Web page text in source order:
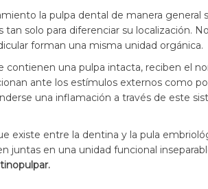
la pulpa dental de manera general
tan solo para diferenciar su localización.
forman una misma unidad orgánica.
contienen una pulpa intacta, reciben el
ante los estímulos externos como
una inflamación a través de este
existe entre la dentina y la pula
juntas en una unidad funcional